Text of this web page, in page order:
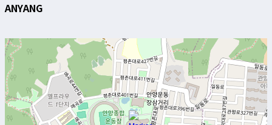
ANYANG